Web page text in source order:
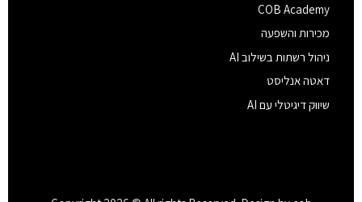
COB Academy
מכירות והשפעה
ניהול רשתות בשילוב AI
דאטה אנליסט
שיווק דיגיטלי עם AI